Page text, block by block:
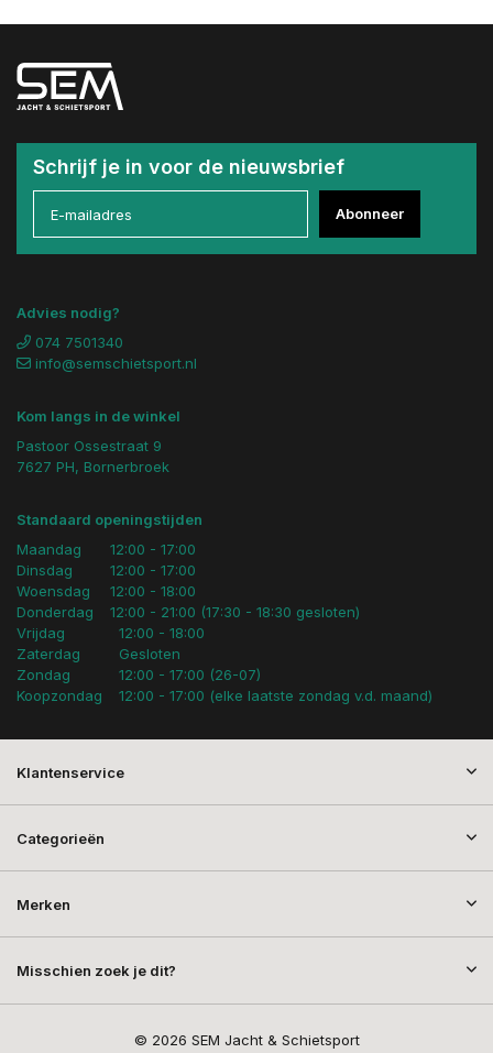
Schrijf je in voor de nieuwsbrief
Abonneer
Advies nodig?
074 7501340
info@semschietsport.nl
Kom langs in de winkel
Pastoor Ossestraat 9
7627 PH, Bornerbroek
Standaard openingstijden
Maandag
Dinsdag
Woensdag
Donderdag
12:00 - 17:00
12:00 - 17:00
12:00 - 18:00
12:00 - 21:00 (17:30 - 18:30 gesloten)
Vrijdag
Zaterdag
Zondag
Koopzondag
12:00 - 18:00
Gesloten
12:00 - 17:00 (26-07)
12:00 - 17:00 (elke laatste zondag v.d. maand)
Klantenservice
Categorieën
Merken
Misschien zoek je dit?
© 2026 SEM Jacht & Schietsport